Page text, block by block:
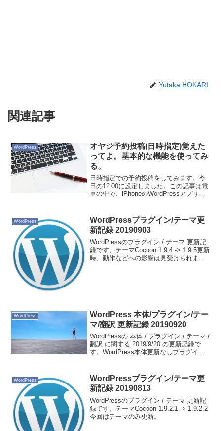
Yutaka HOKARI
関連記事
WordPress
オヤジ予約投稿(日時指定)覚えた
ってよ。基本的な機能を使ってみ
る。
日時指定での予約投稿をしてみます。今
日の12:00に設定しました。この記事は電
車の中で、iPhoneのWordPressアプリで
WordPress
WordPressプラグイン/テーマ更
新記録 20190903
WordPressのプラグイン / テーマ 更新記
録です。テーマCocoon 1.9.4 -> 1.9.5更新
時、動作などへの影響は見受けられませ
WordPress
WordPress 本体/プラグイン/テー
マ/翻訳 更新記録 20190920
WordPressの 本体 / プラグイン / テーマ /
翻訳 に関する 2019/9/20 の更新記録で
す。WordPress本体更新なしプラグイン
WordPress
WordPressプラグイン/テーマ更
新記録 20190813
WordPressのプラグイン / テーマ 更新記
録です。テーマCocoon 1.9.2.1 -> 1.9.2.2
今回はテーマのみ更新。